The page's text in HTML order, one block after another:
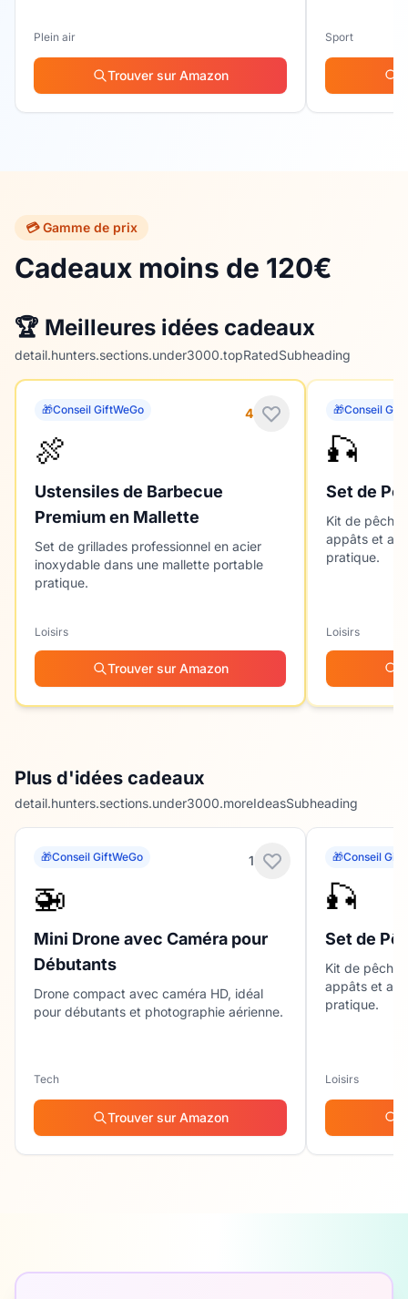
Plein air
Trouver sur Amazon
Sport
💳 Gamme de prix
Cadeaux moins de 120€
🏆 Meilleures idées cadeaux
detail.hunters.sections.under3000.topRatedSubheading
4
🎁Conseil GiftWeGo
🍖
Ustensiles de Barbecue
Premium en Mallette
Set de grillades professionnel en acier
inoxydable dans une mallette portable
pratique.
Loisirs
Trouver sur Amazon
🎁Conseil
🎣
Set de
Kit de pêche
appâts et
pratique.
Loisirs
Plus d'idées cadeaux
detail.hunters.sections.under3000.moreIdeasSubheading
1
🎁Conseil GiftWeGo
🚁
Mini Drone avec Caméra pour
Débutants
Drone compact avec caméra HD, idéal
pour débutants et photographie aérienne.
Tech
Trouver sur Amazon
🎁Conseil
🎣
Set de
Kit de pêche
appâts et
pratique.
Loisirs